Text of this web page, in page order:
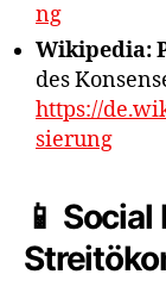
ng
Wikipedia:
des
https://
sierung
📱